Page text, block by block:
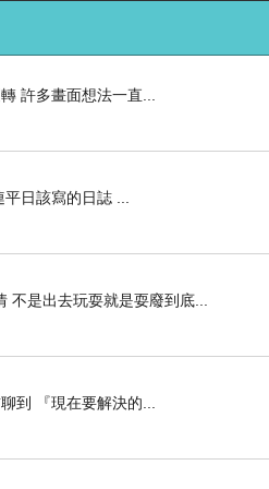
許多畫面想法一直...
日該寫的日誌 ...
是出去玩耍就是耍廢到底...
到 『現在要解決的...